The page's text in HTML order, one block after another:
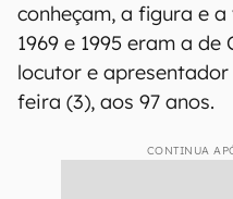
conheçam, a figura e
1969 e 1995 eram a
locutor e
feira (3), aos 97 anos.
CONTINUA